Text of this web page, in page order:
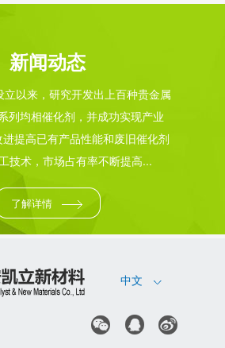
新闻动态
以来，研究开发出上百种贵金属
列均相催化剂，并成功实现产业
提高已有产品性能和废旧催化剂
技术，市场占有率不断提高...
了解详情
中文 
  